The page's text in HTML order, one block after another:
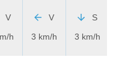
V
h
V
3 km/h
S
3 km/h